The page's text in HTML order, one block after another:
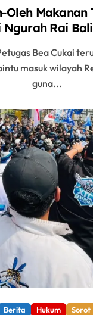
Oleh Makanan
Ngurah Rai
Thailand
masuk wilayah
guna...
Berita Hukum Sorot